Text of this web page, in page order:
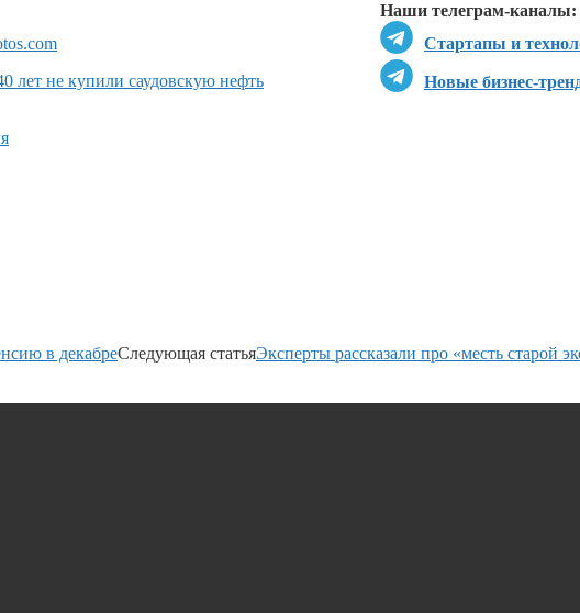
Наши телеграм-каналы:
Стартапы и
Новые бизнес-
лет не купили саудовскую нефть
в декабреСледующая статьяЭксперты рассказали про «месть старой